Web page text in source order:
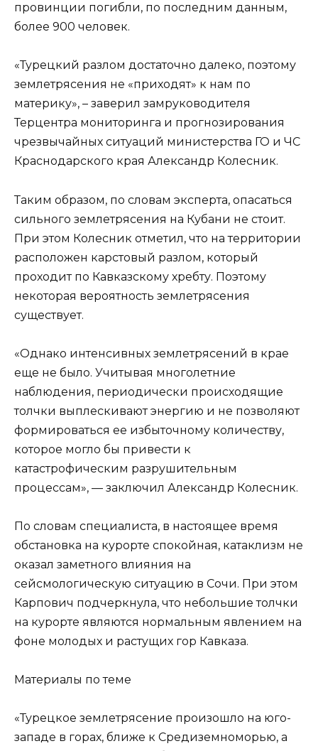
провинции погибли, по последним данным,
более 900 человек.
«Турецкий разлом достаточно далеко, поэтому
землетрясения не «приходят» к нам по
материку», – заверил замруководителя
Терцентра мониторинга и прогнозирования
чрезвычайных ситуаций министерства ГО и ЧС
Краснодарского края Александр Колесник.
Таким образом, по словам эксперта, опасаться
сильного землетрясения на Кубани не стоит.
При этом Колесник отметил, что на территории
расположен карстовый разлом, который
проходит по Кавказскому хребту. Поэтому
некоторая вероятность землетрясения
существует.
«Однако интенсивных землетрясений в крае
еще не было. Учитывая многолетние
наблюдения, периодически происходящие
толчки выплескивают энергию и не позволяют
формироваться ее избыточному количеству,
которое могло бы привести к
катастрофическим разрушительным
процессам», — заключил Александр Колесник.
По словам специалиста, в настоящее время
обстановка на курорте спокойная, катаклизм не
оказал заметного влияния на
сейсмологическую ситуацию в Сочи. При этом
Карпович подчеркнула, что небольшие толчки
на курорте являются нормальным явлением на
фоне молодых и растущих гор Кавказа.
Материалы по теме
«Турецкое землетрясение произошло на юго-
западе в горах, ближе к Средиземноморью, а